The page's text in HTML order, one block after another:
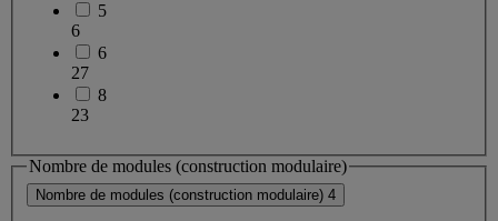
5
6
6
27
8
23
Nombre de modules (construction modulaire)
Nombre de modules (construction modulaire) 4